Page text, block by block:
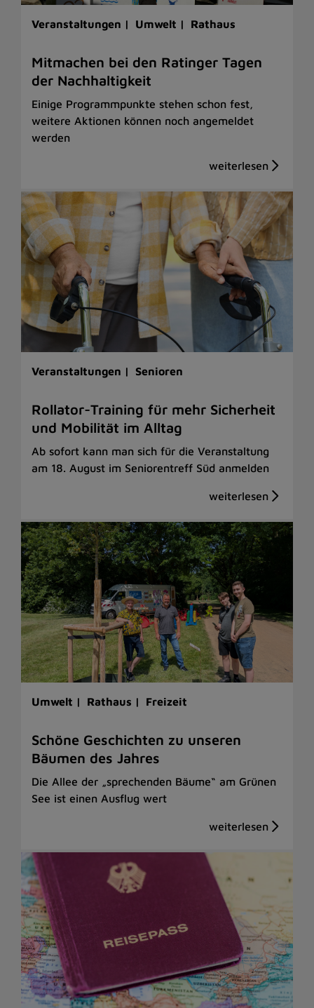
Veranstaltungen | Umwelt | Rathaus
Mitmachen bei den Ratinger Tagen
der Nachhaltigkeit
Einige Programmpunkte stehen schon fest,
weitere Aktionen können noch angemeldet
werden
Veranstaltungen | Senioren
Rollator-Training für mehr Sicherheit
und Mobilität im Alltag
Ab sofort kann man sich für die Veranstaltung
am 18. August im Seniorentreff Süd anmelden
Umwelt | Rathaus | Freizeit
Schöne Geschichten zu unseren
Bäumen des Jahres
Die Allee der „sprechenden Bäume“ am Grünen
See ist einen Ausflug wert